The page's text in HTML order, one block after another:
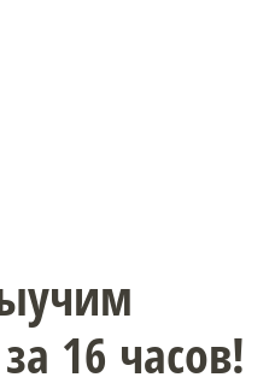
16 часов!